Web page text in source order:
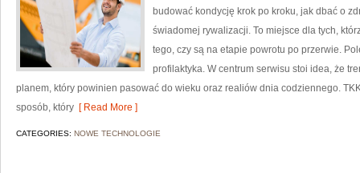
budować kondycję krok po kroku, jak dbać o
świadomej rywalizacji. To miejsce dla tych,
tego, czy są na etapie powrotu po przerwie.
profilaktyka. W centrum serwisu stoi idea, że
planem, który powinien pasować do wieku oraz realiów dnia codziennego.
sposób, który [ Read More ]
CATEGORIES: NOWE TECHNOLOGIE